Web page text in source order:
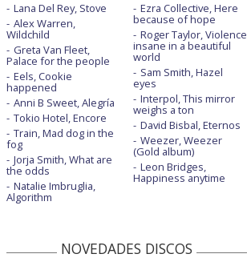
Lana Del Rey, Stove
Alex Warren,
Wildchild
Greta Van Fleet,
Palace for the people
Eels, Cookie
happened
Anni B Sweet, Alegría
Tokio Hotel, Encore
Train, Mad dog in the
fog
Jorja Smith, What are
the odds
Natalie Imbruglia,
Algorithm
Ezra Collective, Here
because of hope
Roger Taylor, Violence
insane in a beautiful
world
Sam Smith, Hazel
eyes
Interpol, This mirror
weighs a ton
David Bisbal, Eternos
Weezer, Weezer
(Gold album)
Leon Bridges,
Happiness anytime
NOVEDADES DISCOS